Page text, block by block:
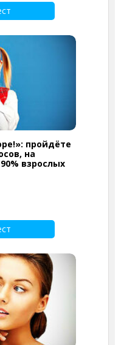
пройдёте
на
взрослых